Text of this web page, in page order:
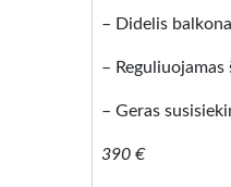
– Didelis
– Reguliuojamas
– Geras
390 €